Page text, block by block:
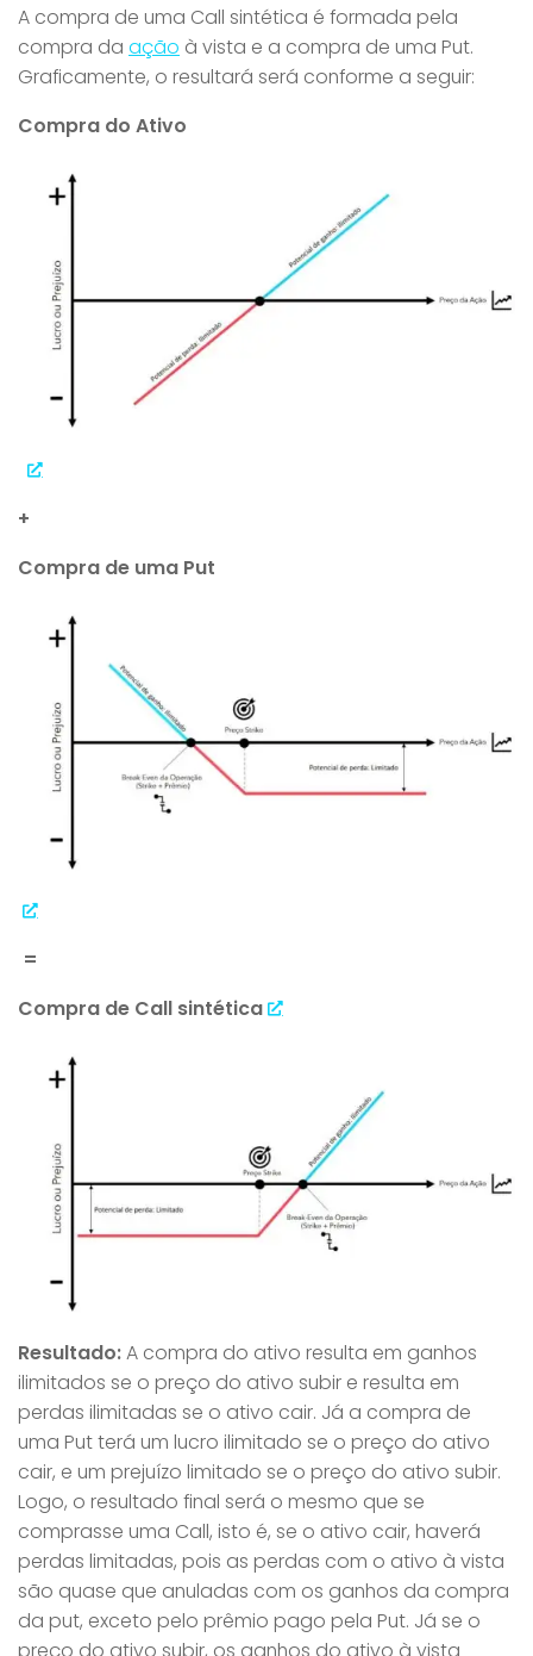
A compra de uma Call sintética é formada pela
compra da ação à vista e a compra de uma Put.
Graficamente, o resultará será conforme a seguir:
Compra do Ativo
+
Compra de uma Put
=
Compra de Call sintética
Resultado:A compra do ativo resulta em ganhos
ilimitados se o preço do ativo subir e resulta em
perdas ilimitadas se o ativo cair. Já a compra de
uma Put terá um lucro ilimitado se o preço do ativo
cair, e um prejuízo limitado se o preço do ativo subir.
Logo, o resultado final será o mesmo que se
comprasse uma Call, isto é, se o ativo cair, haverá
perdas limitadas, pois as perdas com o ativo à vista
são quase que anuladas com os ganhos da compra
da put, exceto pelo prêmio pago pela Put. Já se o